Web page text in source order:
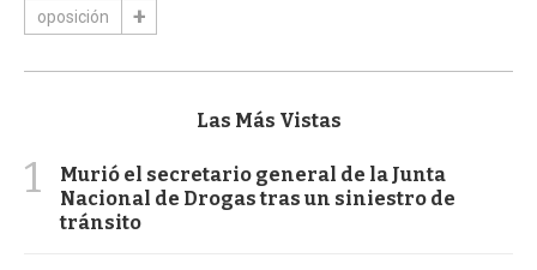
oposición
Las Más Vistas
1
Murió el secretario general de la Junta
Nacional de Drogas tras un siniestro de
tránsito